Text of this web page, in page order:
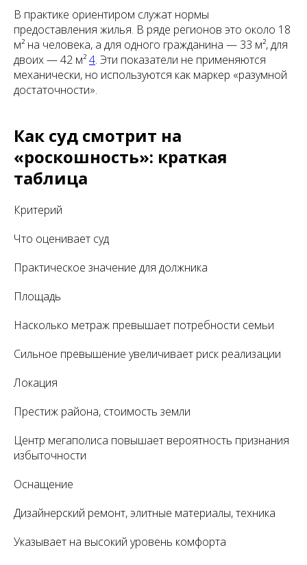
В практике ориентиром служат нормы
предоставления жилья. В ряде регионов это около 18
м² на человека, а для одного гражданина — 33 м², для
двоих — 42 м²4. Эти показатели не применяются
механически, но используются как маркер «разумной
достаточности».
Как суд смотрит на
«роскошность»: краткая
таблица
Критерий
Что оценивает суд
Практическое значение для должника
Площадь
Насколько метраж превышает потребности семьи
Сильное превышение увеличивает риск реализации
Локация
Престиж района, стоимость земли
Центр мегаполиса повышает вероятность признания
избыточности
Оснащение
Дизайнерский ремонт, элитные материалы, техника
Указывает на высокий уровень комфорта